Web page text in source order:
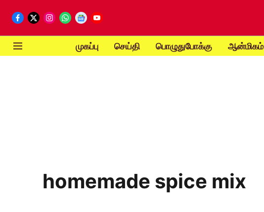
முகப்பு செய்தி பொழுதுபோக்கு ஆன்மிகம்
homemade spice mix